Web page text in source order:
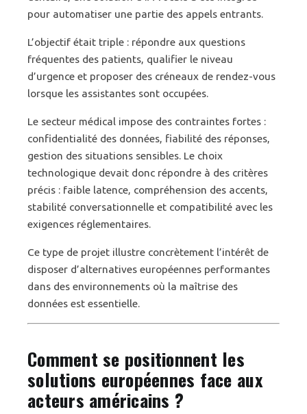
pour automatiser une partie des appels entrants.
L’objectif était triple : répondre aux questions
fréquentes des patients, qualifier le niveau
d’urgence et proposer des créneaux de rendez-vous
lorsque les assistantes sont occupées.
Le secteur médical impose des contraintes fortes :
confidentialité des données, fiabilité des réponses,
gestion des situations sensibles. Le choix
technologique devait donc répondre à des critères
précis : faible latence, compréhension des accents,
stabilité conversationnelle et compatibilité avec les
exigences réglementaires.
Ce type de projet illustre concrètement l’intérêt de
disposer d’alternatives européennes performantes
dans des environnements où la maîtrise des
données est essentielle.
Comment se positionnent les
solutions européennes face aux
acteurs américains ?